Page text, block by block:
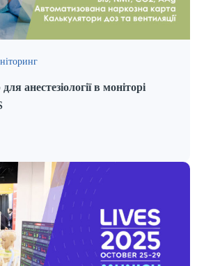
анестезіології в моніторі